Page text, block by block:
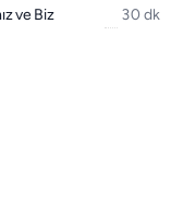
ve Biz
30 dk